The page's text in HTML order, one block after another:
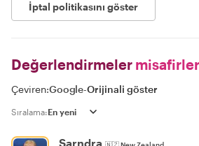
İptal politikasını göster
Değerlendirmeler
Çeviren:Google-Orijinali göster
Sıralama:
Sarndra